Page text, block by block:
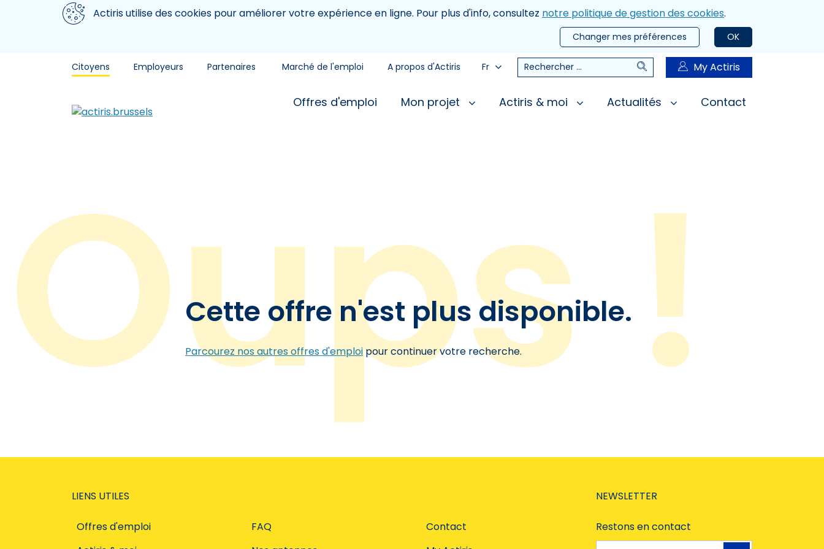
Aller au contenu principal
Nous utilisons des cookiesActiris utilise des cookies pour améliorer votre expérience en ligne. Pour plus d'info, consultez notre politique de gestion des cookies.
OK
Changer mes préférences
Citoyens Employeurs Partenaires Marché de l'emploi A propos d'Actiris Fr Rechercher RechercherMy Actiris
Offres d'emploi Mon projet Actiris & moi Actualités Contact
Cette offre n'est plus disponible.
Parcourez nos autres offres d'emploipour continuer votre recherche.
LIENS UTILES
Offres d'emploi
FAQ
Contact
NEWSLETTER
Restons en contact